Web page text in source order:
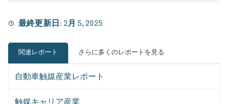
最終更新日: 2月 5, 2025
関連レポート さらに多くのレポートを見る
自動車触媒産業レポート
触媒キャリア産業